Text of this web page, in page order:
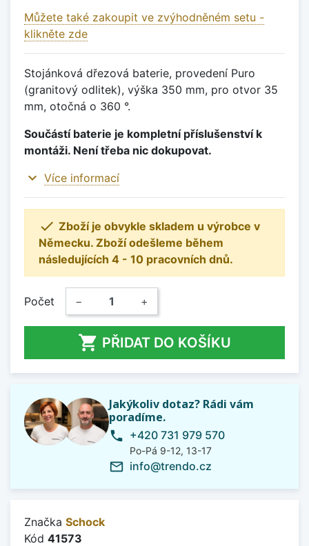
Můžete také zakoupit ve zvýhodněném setu -
klikněte zde
Stojánková dřezová baterie, provedení Puro
(granitový odlitek), výška 350 mm, pro otvor 35
mm, otočná o 360 °.
Součástí baterie je kompletní příslušenství k
montáži. Není třeba nic dokupovat.
expand_more Více informací
 Zboží je obvykle skladem u výrobce v
Německu. Zboží odešleme během
následujících 4 - 10 pracovních dnů.
Počet − +
 PŘIDAT DO KOŠÍKU
Jakýkoliv dotaz? Rádi vám
poradíme.
phone +420 731 979 570
Po-Pá 9-12, 13-17
mail_outline info@trendo.cz
Značka Schock
Kód 41573